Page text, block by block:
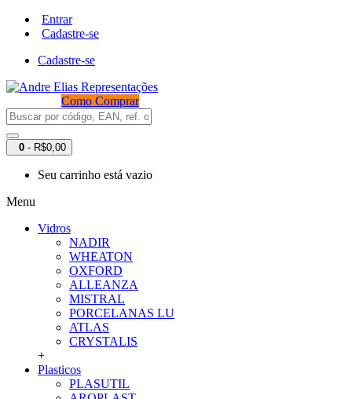
Entrar
Cadastre-se
Cadastre-se
Como Comprar
0 - R$0,00
Seu carrinho está vazio
Menu
Vidros
NADIR
WHEATON
OXFORD
ALLEANZA
MISTRAL
PORCELANAS LU
ATLAS
CRYSTALIS
+
Plasticos
PLASUTIL